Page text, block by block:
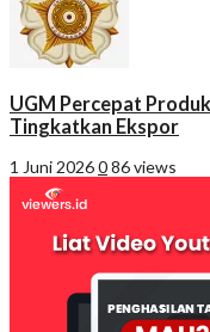
UGM Percepat
Tingkatkan Ekspor
1 Juni 2026086 views